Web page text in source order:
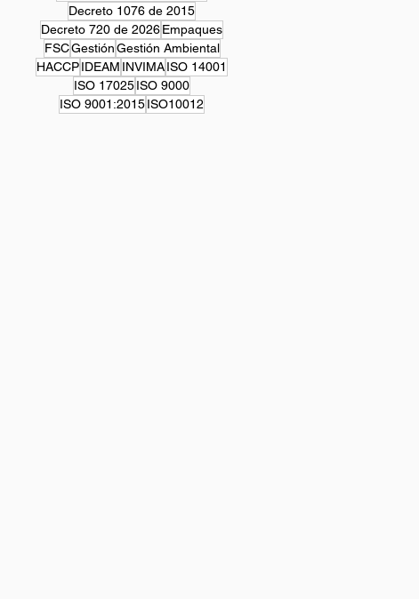
Decreto 1076 de 2015
Decreto 720 de 2026Empaques
FSCGestiónGestión Ambiental
HACCPIDEAM INVIMAISO 14001
ISO 17025ISO 9000
ISO 9001:2015ISO10012